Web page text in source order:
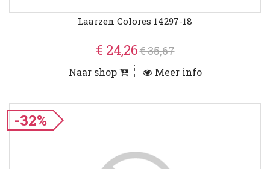
Laarzen Colores 14297-18
€ 24,26€ 35,67
Naar shop Meer info
-32%